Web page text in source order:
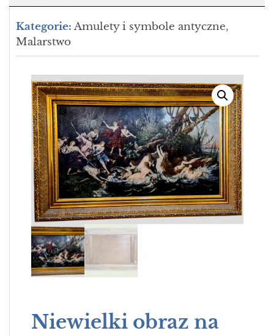
Kategorie: Amulety i symbole antyczne,
Malarstwo
Niewielki obraz na